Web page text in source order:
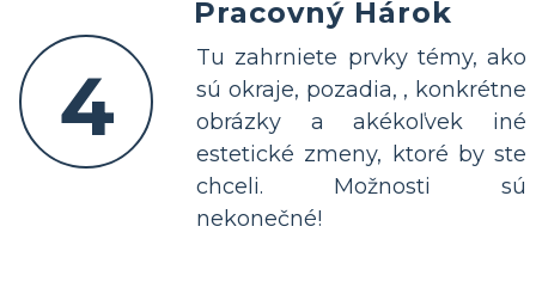
4
Pracovný Hárok
Tu zahrniete prvky témy, ako
sú okraje, pozadia, , konkrétne
obrázky a akékoľvek iné
estetické zmeny, ktoré by ste
chceli. Možnosti sú
nekonečné!